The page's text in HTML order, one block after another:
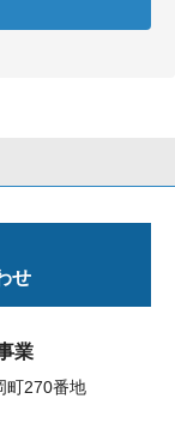
業
町270番地
せ